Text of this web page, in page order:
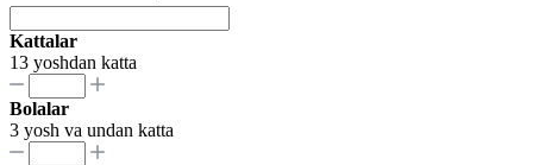
Kattalar
13 yoshdan katta
Bolalar
3 yosh va undan katta